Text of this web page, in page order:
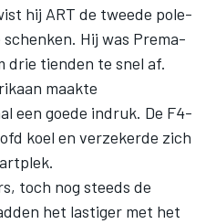
hij ART de tweede pole-
Hij was Prema-
drie tienden te snel af.
maakte
een goede indruk. De F4-
koel en verzekerde zich
toch nog steeds de
het lastiger met het